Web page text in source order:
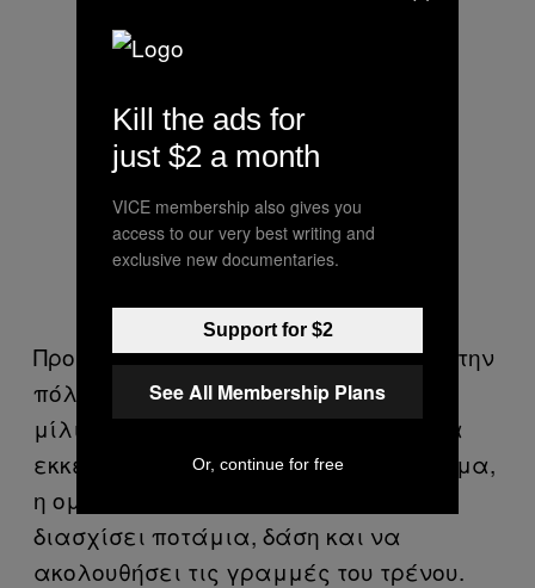
Προκειμένου να φτάσουν στο Pripyat, την
πόλη φάντασμα που βρισκόταν τρία
μίλια από το Τσέρνομπιλ και η οποία
εκκενώθηκε 36 ώρες μετά το δυστύχημα,
η ομάδα Hit the Road έπρεπε να
διασχίσει ποτάμια, δάση και να
ακολουθήσει τις γραμμές του τρένου.
Kill the ads for
just $2 a month
VICE membership also gives you
access to our very best writing and
exclusive new documentaries.
Support for $2
See All Membership Plans
Or, continue for free